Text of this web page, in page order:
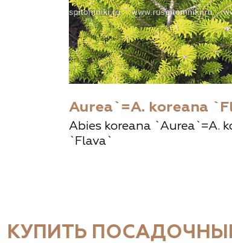
Aurea`=A. koreana
Abies koreana `Aurea`=A.
`Flava`
КУПИТЬ